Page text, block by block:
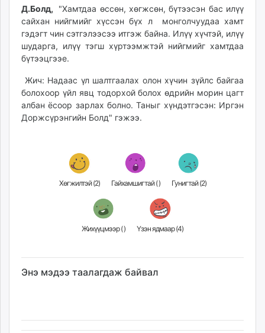
unen.mn
asu.mn
shudarga.mn
shuurhai.mn
unuudur.mn
isee.mn
mglradio.com
fact.mn
tac.mn
Д.Болд,
"Хамтдаа өссөн, хөгжсөн, бүтээсэн бас илүү
сайхан нийгмийг хүссэн бүх л монголчуудаа хамт
гэдэгт чин сэтгэлээсээ итгэж байна. Илүү хүчтэй, илүү
шударга, илүү тэгш хүртээмжтэй нийгмийг хамтдаа
бүтээцгээе.
Жич: Надаас үл шалтгаалах олон хүчин зүйлс байгаа
болохоор үйл явц тодорхой болох өдрийн морин цагт
албан ёсоор зарлах болно. Таныг хүндэтгэсэн: Иргэн
Доржсүрэнгийн Болд" гэжээ.
Хөгжилтэй (2) Гайхамшигтай () Гунигтай (2)
Жихүүцмээр () Үзэн ядмаар (4)
Энэ мэдээ таалагдаж байвал